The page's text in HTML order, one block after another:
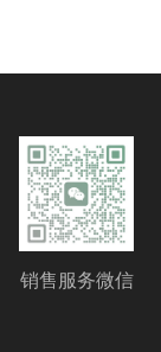
销售服务微信